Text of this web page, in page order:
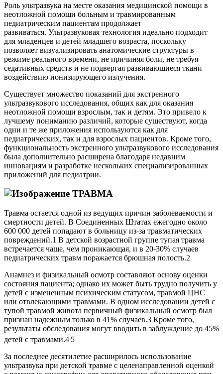
Роль ультразвука на месте оказания медицинской помощи в
неотложной помощи больным и травмированным
педиатрическим пациентам продолжает
развиваться. Ультразвуковая технология идеально подходит
для младенцев и детей младшего возраста, поскольку
позволяет визуализировать анатомические структуры в
режиме реального времени, не причиняя боли, не требуя
седативных средств и не подвергая развивающиеся ткани
воздействию ионизирующего излучения.
Существует множество показаний для экстренного
ультразвукового исследования, общих как для оказания
неотложной помощи взрослым, так и детям. Это привело к
лучшему пониманию различий, которые существуют, когда
одни и те же приложения используются как для
педиатрических, так и для взрослых пациентов. Кроме того,
функциональность экстренного ультразвукового исследования
была дополнительно расширена благодаря недавним
инновациям и разработке нескольких специализированных
приложений для педиатрии.
ТРАВМА
Травма остается одной из ведущих причин заболеваемости и
смертности детей. В Соединенных Штатах ежегодно около
600 000 детей попадают в больницу из-за травматических
повреждений.1 В детской возрастной группе тупая травма
встречается чаще, чем проникающая, и в 20-30% случаев
педиатрических травм поражается брюшная полость.2
Анамнез и физикальный осмотр составляют основу оценки
состояния пациента; однако их может быть трудно получить у
детей с измененным психическим статусом, травмой ЦНС
или отвлекающими травмами. В одном исследовании детей с
тупой травмой живота первичный физикальный осмотр был
признан надежным только в 41% случаев.3 Кроме того,
результаты обследования могут вводить в заблуждение до 45%
детей с травмами.4,5
За последнее десятилетие расширилось использование
ультразвука при детской травме с целенаправленной оценкой